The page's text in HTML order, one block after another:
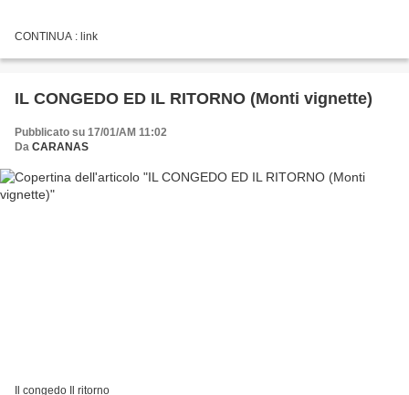
CONTINUA : link
IL CONGEDO ED IL RITORNO (Monti vignette)
Pubblicato su 17/01/AM 11:02
Da CARANAS
Il congedo Il ritorno